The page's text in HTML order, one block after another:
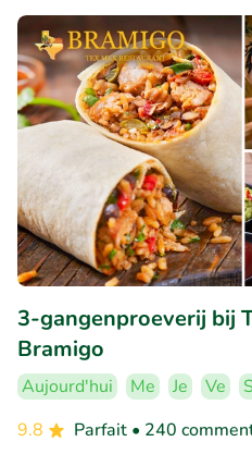
3-gangenproeverij bij
Bramigo
Aujourd'hui Me Je Ve
9.8
Parfait • 240